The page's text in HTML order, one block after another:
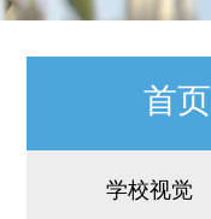
首页
学校视觉